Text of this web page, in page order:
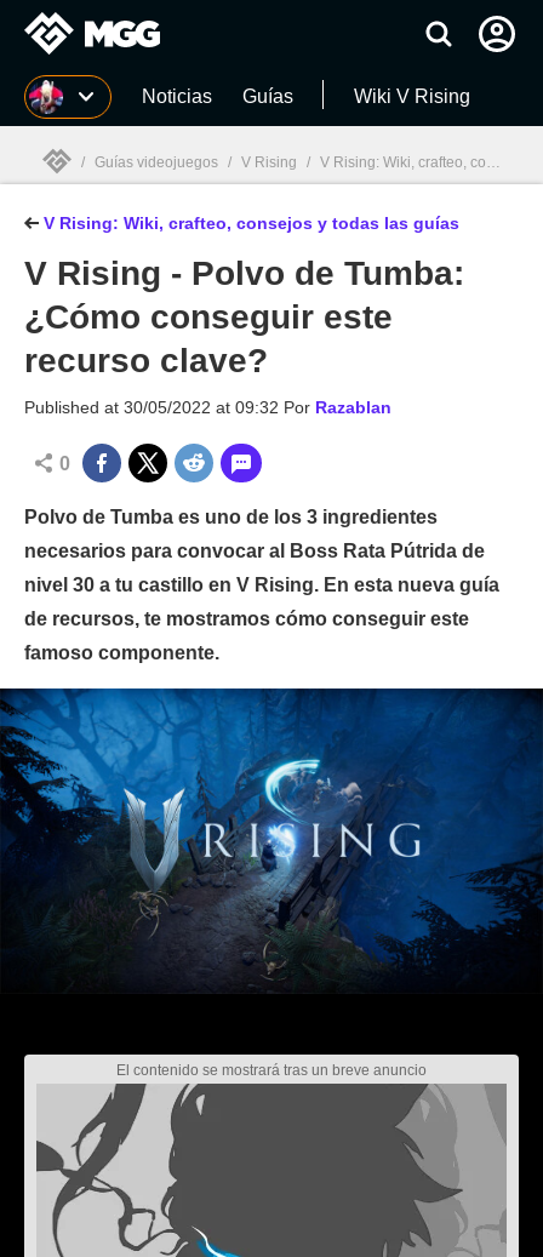
MGG Noticias Guías Wiki V Rising
MGG
/ Guías videojuegos / V Rising / V Rising: Wiki, crafteo, consejos y todas las guías
V Rising: Wiki, crafteo, consejos y todas las guías
V Rising - Polvo de Tumba:
¿Cómo conseguir este
recurso clave?
Published at 30/05/2022 at 09:32 Por Razablan
0
Polvo de Tumba es uno de los 3 ingredientes
necesarios para convocar al Boss Rata Pútrida de
nivel 30 a tu castillo en V Rising. En esta nueva guía
de recursos, te mostramos cómo conseguir este
famoso componente.